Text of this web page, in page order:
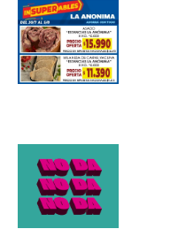
Apellidos